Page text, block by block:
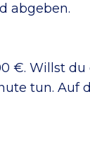
abgeben.
€. Willst
tun. Auf